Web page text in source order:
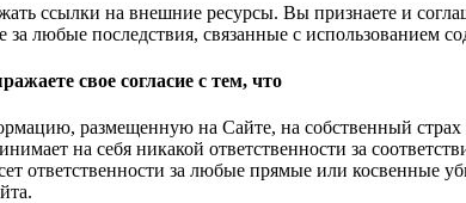
ссылки на внешние ресурсы. Вы признаете и
за любые последствия, связанные с использованием
свое согласие с тем, что
размещенную на Сайте, на собственный страх
на себя никакой ответственности за
ответственности за любые прямые или косвенные